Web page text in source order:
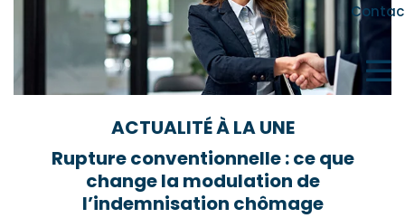
ACTUALITÉ À LA UNE
Rupture conventionnelle : ce que
change la modulation de
l’indemnisation chômage